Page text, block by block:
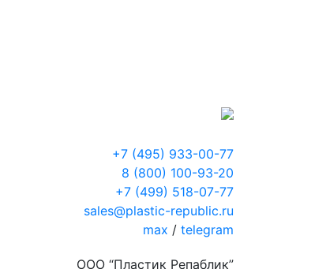
+7 (495) 933-00-77
8 (800) 100-93-20
+7 (499) 518-07-77
sales@plastic-republic.ru
max / telegram
ООО “Пластик Репаблик”